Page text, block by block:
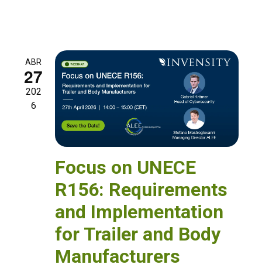
ABR
27
202
6
Focus on UNECE
R156: Requirements
and Implementation
for Trailer and Body
Manufacturers